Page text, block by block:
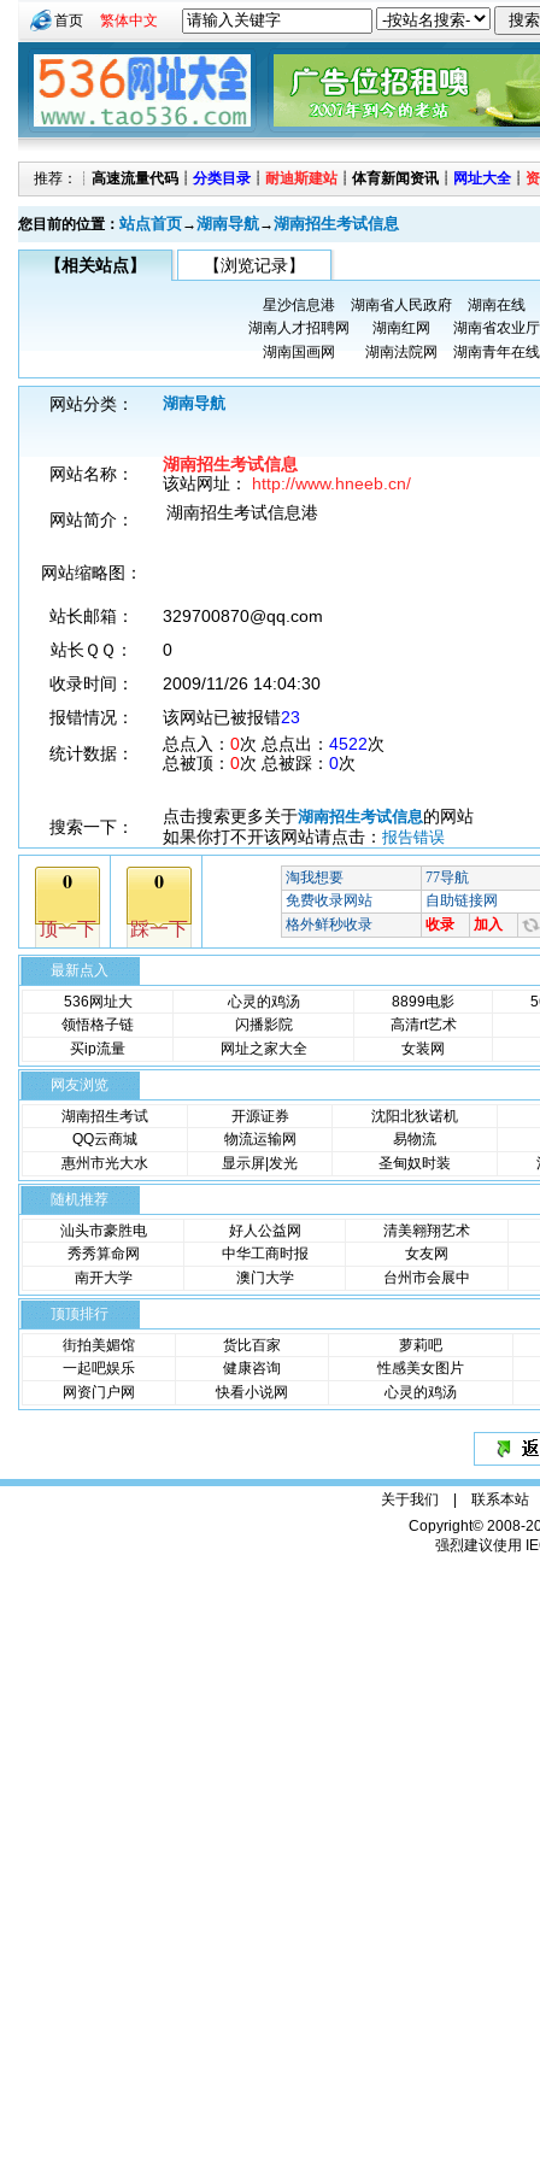
首页 繁体中文
推荐：┊ 高速流量代码 ┊ 分类目录 ┊ 耐迪斯建站 ┊ 体育新闻资讯 ┊ 网址大全 ┊
您目前的位置： 站点首页→湖南导航→湖南招生考试信息
【相关站点】 【浏览记录】
星沙信息港 湖南省人民政府
湖南在线
湖南人才招聘网
湖南红网
湖南省农业厅
湖南国画网
湖南法院网 湖南青年在线
网站分类： 湖南导航
网站名称：
湖南招生考试信息
该站网址： http://www.hneeb.cn/
网站简介：
湖南招生考试信息港
网站缩略图：
站长邮箱：
329700870@qq.com
站长ＱＱ：
0
收录时间：
2009/11/26 14:04:30
报错情况：
该网站已被报错23
统计数据：
总点入： 0次 总点出： 4522次
总被顶： 0次 总被踩： 0次
搜索一下：
点击搜索更多关于湖南招生考试信息的网站
如果你打不开该网站请点击： 报告错误
最新点入
536网址大
心灵的鸡汤 8899电影
领悟格子链
闪播影院
高清rt艺术
买ip流量
网址之家大全 女装网
网友浏览
湖南招生考试
开源证券
沈阳北狄诺机
QQ云商城
物流运输网
易物流
惠州市光大水
显示屏|发光 圣甸奴时装
随机推荐
汕头市豪胜电
好人公益网
清美翱翔艺术
秀秀算命网
中华工商时报
女友网
南开大学
澳门大学 台州市会展中
顶顶排行
街拍美媚馆
货比百家
萝莉吧
一起吧娱乐
健康咨询
性感美女图片
网资门户网
快看小说网 心灵的鸡汤
关于我们 | 联系本站
Copyright© 2008-
强烈建议使用